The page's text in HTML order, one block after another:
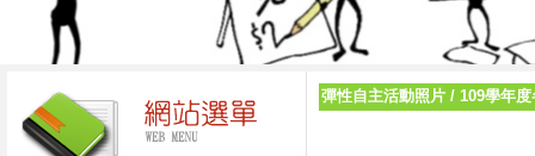
彈性自主活動照片 / 109學年